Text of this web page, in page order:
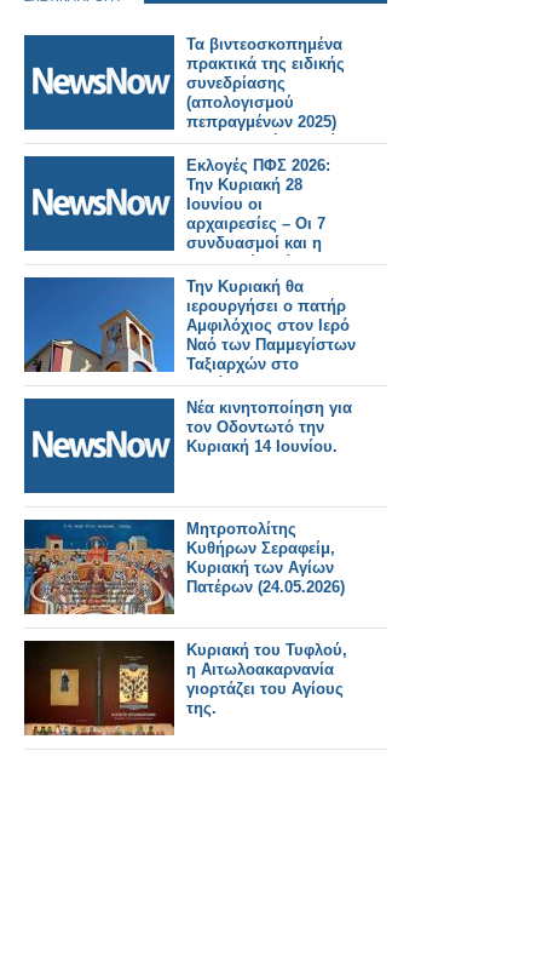
Τα βιντεοσκοπημένα
πρακτικά της ειδικής
συνεδρίασης
(απολογισμού
πεπραγμένων 2025)
της Κυριακή 5 Ιουλίου
2026.
Εκλογές ΠΦΣ 2026:
Την Κυριακή 28
Ιουνίου οι
αρχαιρεσίες – Οι 7
συνδυασμοί και η
σημερινή διοίκηση
Την Κυριακή θα
ιερουργήσει ο πατήρ
Αμφιλόχιος στον Ιερό
Ναό των Παμμεγίστων
Ταξιαρχών στο
Αγράμπελο.. .
Νέα κινητοποίηση για
τον Οδοντωτό την
Κυριακή 14 Ιουνίου.
Μητροπολίτης
Κυθήρων Σεραφείμ,
Κυριακή των Αγίων
Πατέρων (24.05.2026)
Κυριακή του Τυφλού,
η Αιτωλοακαρνανία
γιορτάζει του Αγίους
της.